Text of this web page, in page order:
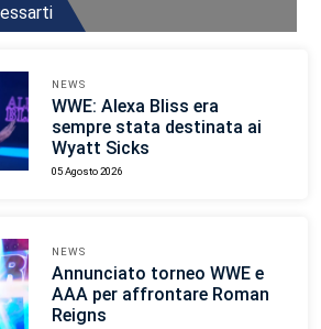
NEWS
WWE: Alexa Bliss era
sempre stata destinata ai
Wyatt Sicks
05 Agosto 2026
NEWS
Annunciato torneo WWE e
AAA per affrontare Roman
Reigns